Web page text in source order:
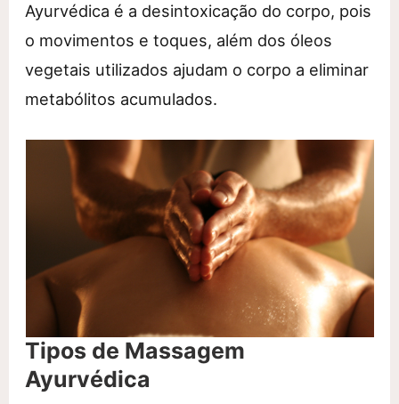
Ayurvédica é a desintoxicação do corpo, pois
o movimentos e toques, além dos óleos
vegetais utilizados ajudam o corpo a eliminar
metabólitos acumulados.
Tipos de Massagem
Ayurvédica